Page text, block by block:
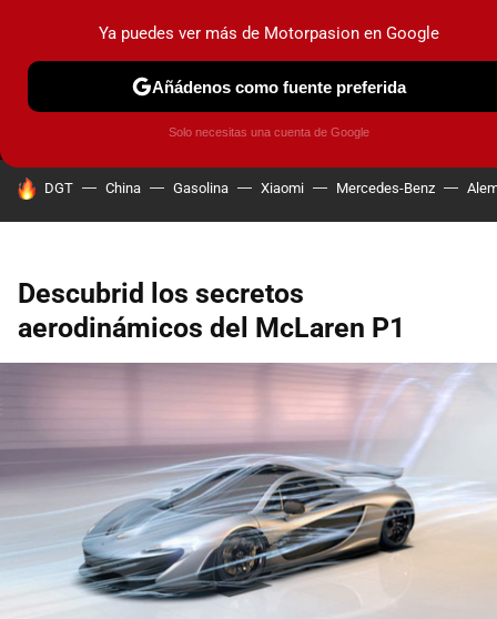
MENÚ NUEVO
COCHES ELÉCTRICOS OBSERVATORIO
HOY SE HABLA DE
DGT China Gasolina Xiaomi Mercedes-Benz
Descubrid los secretos
aerodinámicos del McLaren P1
Ya puedes ver más de Motorpasion en Google
Añádenos como fuente preferida
Solo necesitas una cuenta de Google